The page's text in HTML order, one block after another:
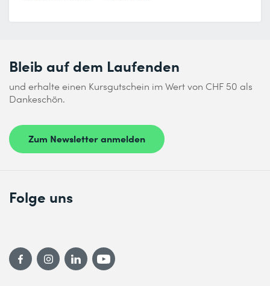
Bleib auf dem Laufenden
und erhalte einen Kursgutschein im Wert von CHF 50 als
Dankeschön.
Zum Newsletter anmelden
Folge uns